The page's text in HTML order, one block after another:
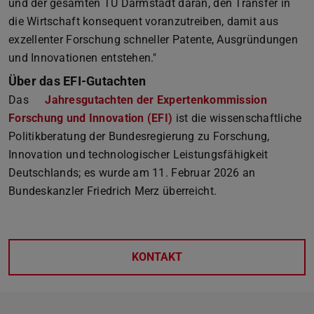
und der gesamten TU Darmstadt daran, den Transfer in
die Wirtschaft konsequent voranzutreiben, damit aus
exzellenter Forschung schneller Patente, Ausgründungen
und Innovationen entstehen."
Über das EFI-Gutachten
Das
Jahresgutachten der Expertenkommission
Forschung und Innovation (EFI) (PDF-Datei)
(wird in neuem Tab
ist die wissenschaftliche
Politikberatung der Bundesregierung zu Forschung,
Innovation und technologischer Leistungsfähigkeit
Deutschlands; es wurde am 11. Februar 2026 an
Bundeskanzler Friedrich Merz überreicht.
KONTAKT